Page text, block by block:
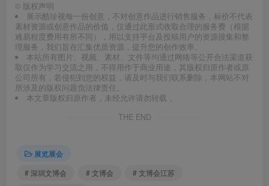
© 版权声明
展示酷珍视每一份创意，不对创意作品进行销售服务，标价不代表
素材资源或创意作品的价值，仅通过此形式收取合理的服务费（根据
难易程度费用有所不同），用以支持平台及投稿用户的资源搜集和整
理服务，我们旨在汇集优质资源，提升您的创作效率。
本站所有图片、视频、素材、文件等均通过网络等公开合法渠道获
取仅作为学习交流之用，不得用作于商业用途，其版权归原作者或原
公司所有，若侵犯到您的权益，请及时与我们联系删除，本网站不对
所涉及的版权问题负法律责任。
本文章版权归原作者，未经允许请勿转载 。
THE END
展览展会
# 深圳文博会
# 文博会
# 文博会江苏